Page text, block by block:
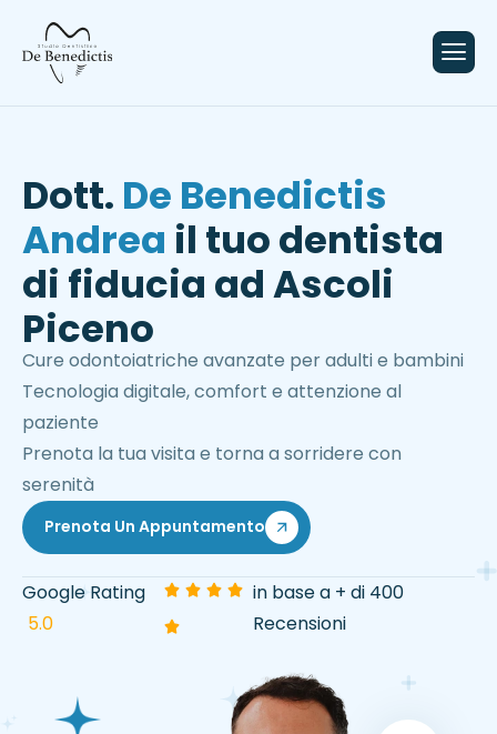
Dott. De Benedictis
Andrea il tuo dentista
di fiducia ad Ascoli
Piceno
Cure odontoiatriche avanzate per adulti e bambini
Tecnologia digitale, comfort e attenzione al
paziente
Prenota la tua visita e torna a sorridere con
serenità
Prenota Un Appuntamento
Google Rating
5.0
in base a + di 400
Recensioni